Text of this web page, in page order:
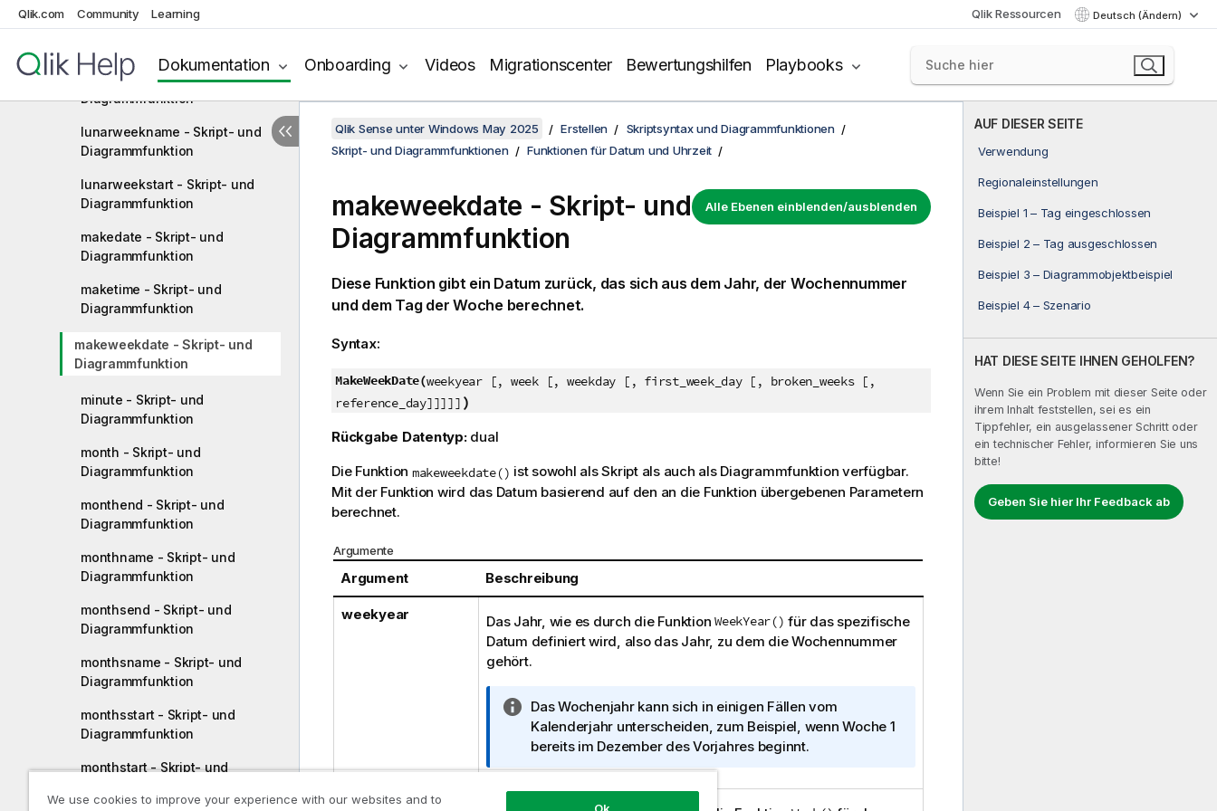
Qlik.com Community Learning Qlik Ressourcen Deutsch (Ändern)
Dokumentation Onboarding Videos Migrationscenter Bewertungshilfen Playbooks
localtime - Skript- und
lunarweekend - Skript- und
Diagrammfunktion
lunarweekname - Skript- und
Diagrammfunktion
lunarweekstart - Skript- und
Diagrammfunktion
makedate - Skript- und
Diagrammfunktion
maketime - Skript- und
Diagrammfunktion
makeweekdate - Skript- und
Diagrammfunktion
minute - Skript- und
Diagrammfunktion
month - Skript- und
Diagrammfunktion
monthend - Skript- und
Diagrammfunktion
monthname - Skript- und
Diagrammfunktion
monthsend - Skript- und
Diagrammfunktion
monthsname - Skript- und
Diagrammfunktion
monthsstart - Skript- und
Diagrammfunktion
monthstart - Skript- und
AUF DIESER SEITE
Verwendung
Regionaleinstellungen
Beispiel 1 – Tag eingeschlossen
Beispiel 2 – Tag ausgeschlossen
Beispiel 3 – Diagrammobjektbeispiel
Beispiel 4 – Szenario
HAT DIESE SEITE IHNEN GEHOLFEN?
Wenn Sie ein Problem mit dieser Seite oder
ihrem Inhalt feststellen, sei es ein
Tippfehler, ein ausgelassener Schritt oder
ein technischer Fehler, informieren Sie uns
bitte!
Geben Sie hier Ihr Feedback ab
Qlik Sense unter Windows May 2025 Erstellen
Skriptsyntax und Diagrammfunktionen
Skript- und Diagrammfunktionen
Funktionen für Datum und Uhrzeit
Alle Ebenen einblenden/ausblenden
makeweekdate - Skript- und
Diagrammfunktion
Diese Funktion gibt ein Datum zurück, das sich aus dem Jahr, der Wochennummer
und dem Tag der Woche berechnet.
Syntax:
MakeWeekDate(weekyear [, week [, weekday [, first_week_day [, broken_weeks [,
reference_day]]]]] )
Rückgabe Datentyp: dual
Die Funktion makeweekdate() ist sowohl als Skript als auch als Diagrammfunktion verfügbar.
Mit der Funktion wird das Datum basierend auf den an die Funktion übergebenen Parametern
berechnet.
Argumente
Argument Beschreibung
weekyear Das Jahr, wie es durch die Funktion WeekYear() für das spezifische
Datum definiert wird, also das Jahr, zu dem die Wochennummer
gehört.
I
n
f
o
Das Wochenjahr kann sich in einigen Fällen vom
Kalenderjahr unterscheiden, zum Beispiel, wenn Woche 1
bereits im Dezember des Vorjahres beginnt.
week
We use cookies to improve your experience with our websites and to